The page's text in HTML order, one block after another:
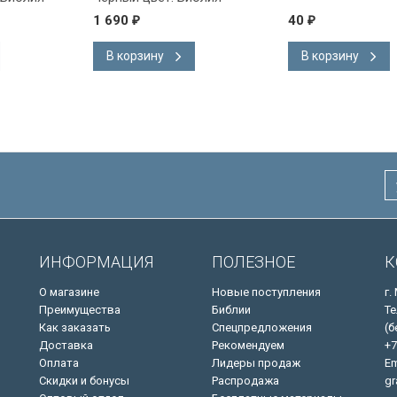
слова
Короля Иакова на
английском языке.
Словарь, карты, закладка,
подарочная вкладка, слова
1 690 ₽
В корзину
40 ₽
В корзину
ИНФОРМАЦИЯ
О магазине
Преимущества
Как заказать
Доставка
Оплата
Скидки и бонусы
ПОЛЕЗНОЕ
Новые поступления
Библии
Спецпредложения
Рекомендуем
Лидеры продаж
Распродажа
г.